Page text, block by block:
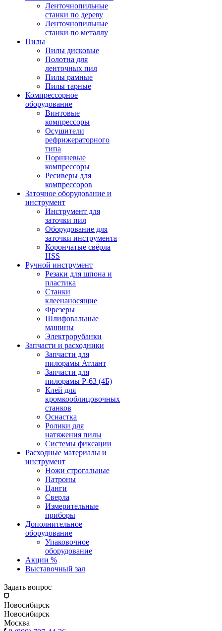
Ленточнопильные
станки по дереву
Ленточнопильные
станки по металлу
Пилы
Пилы дисковые
Полотна для
ленточных пил
Пилы рамные
Пилы тарные
Компрессорное
оборудование
Винтовые
компрессоры
Осушители
рефрижераторного
типа
Поршневые
компрессоры
Ресиверы для
компрессоров
Заточное оборудование и
инструмент
Инструмент для
заточки пил
Оборудование для
заточки инструмента
Корончатые свёрла
HSS
Ручной инструмент
Резаки для шпона и
пластика
Станки
клеенаносящие
Фрезеры
Шлифовальные
машины
Электрорубанки
Запчасти и расходники
Запчасти для
пилорамы Атлант
Запчасти для
пилорамы Р-63 (4Б)
Клей для
кромкооблицовочных
станков
Оснастка
Ролики для
натяжения пилы
Системы фиксации
Расходные материалы и
инструмент
Ножи строгальные
Патроны
Цанги
Сверла
Измерительные
приборы
Дополнительное
оборудование
Упаковочное
оборудование
Акции %
Выставочный зал
Задать вопрос
Новосибирск
Новосибирск
Москва